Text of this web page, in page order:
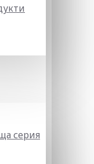
серия